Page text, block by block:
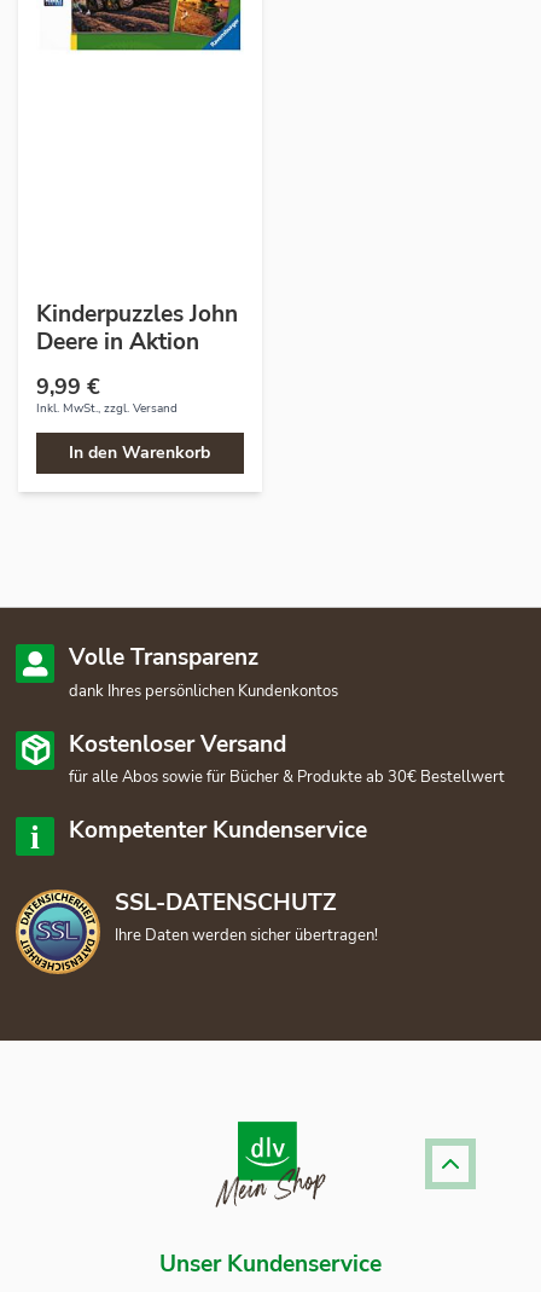
Kinderpuzzles John
Deere in Aktion
9,99 €
Inkl. MwSt., zzgl. Versand
In den Warenkorb
Volle Transparenz
dank Ihres persönlichen Kundenkontos
Kostenloser Versand
für alle Abos sowie für Bücher & Produkte ab 30€ Bestellwert
Kompetenter Kundenservice
SSL-DATENSCHUTZ
Ihre Daten werden sicher übertragen!
Unser Kundenservice